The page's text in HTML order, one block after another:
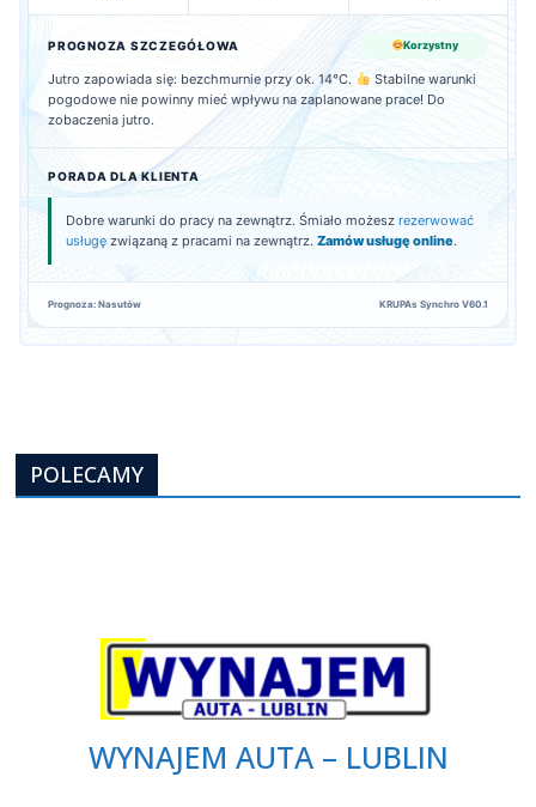
PROGNOZA SZCZEGÓŁOWA Korzystny
Jutro zapowiada się: bezchmurnie przy ok. 14°C.
Stabilne warunki
pogodowe nie powinny mieć wpływu na zaplanowane prace! Do
zobaczenia jutro.
PORADA DLA KLIENTA
Dobre warunki do pracy na zewnątrz. Śmiało możesz rezerwować
usługę związaną z pracami na zewnątrz. Zamów usługę online.
Prognoza: Nasutów KRUPAs Synchro V60.1
POLECAMY
WYNAJEM AUTA – LUBLIN